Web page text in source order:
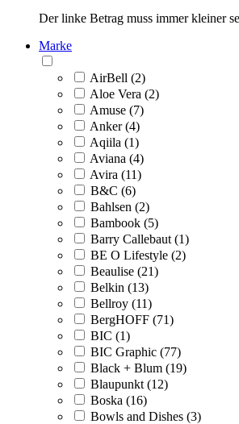
Der linke Betrag muss immer kleiner
Marke
AirBell (2)
Aloe Vera (2)
Amuse (7)
Anker (4)
Aqiila (1)
Aviana (4)
Avira (11)
B&C (6)
Bahlsen (2)
Bambook (5)
Barry Callebaut (1)
BE O Lifestyle (2)
Beaulise (21)
Belkin (13)
Bellroy (11)
BergHOFF (71)
BIC (1)
BIC Graphic (77)
Black + Blum (19)
Blaupunkt (12)
Boska (16)
Bowls and Dishes (3)